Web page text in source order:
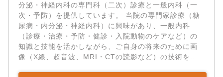
分泌・神経内科の専門科（二次）診療と一般内科（一
次・予防）を提供しています。 当院の専門家診療（糖
尿病・内分泌・神経内科）に興味があり、一般内科
（診療・治療・予防・健診・入院動物のケアなど）の
知識と技能を活かしながら、ご自身の将来のために画
像（X線、超音波、MRI・CTの読影など）の技術を高